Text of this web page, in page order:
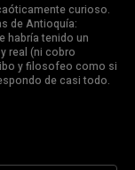
curioso.
de Antioquía:
habría tenido un
real (ni cobro
y filosofeo como si
de casi todo.